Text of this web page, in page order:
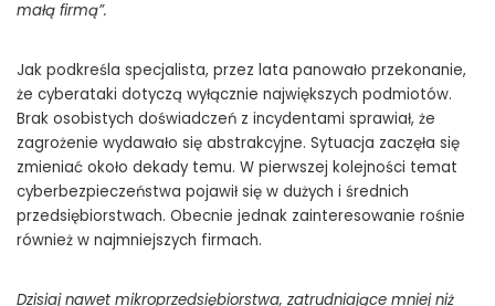
ogolnonarodowy-strach-przed-cyberatakami-zamiast-paniki-potrzebna-
małą firmą”.
Jak podkreśla specjalista, przez lata panowało przekonanie,
że cyberataki dotyczą wyłącznie największych podmiotów.
Brak osobistych doświadczeń z incydentami sprawiał, że
zagrożenie wydawało się abstrakcyjne. Sytuacja zaczęła się
zmieniać około dekady temu. W pierwszej kolejności temat
cyberbezpieczeństwa pojawił się w dużych i średnich
przedsiębiorstwach. Obecnie jednak zainteresowanie rośnie
również w najmniejszych firmach.
Dzisiaj nawet mikroprzedsiębiorstwa, zatrudniające mniej niż